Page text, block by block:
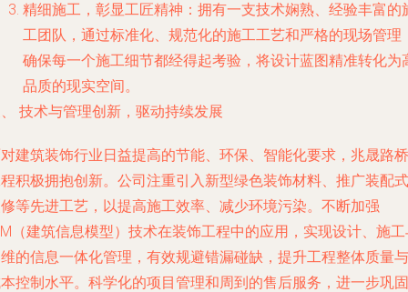
精细施工，彰显工匠精神 ：拥有一支技术娴熟、经验丰富的
工团队，通过标准化、规范化的施工工艺和严格的现场管理
确保每一个施工细节都经得起考验，将设计蓝图精准转化为
品质的现实空间。
技术与管理创新，驱动持续发展
建筑装饰行业日益提高的节能、环保、智能化要求，兆晟路桥
积极拥抱创新。公司注重引入新型绿色装饰材料、推广装配式
等先进工艺，以提高施工效率、减少环境污染。不断加强
（建筑信息模型）技术在装饰工程中的应用，实现设计、施
的信息一体化管理，有效规避错漏碰缺，提升工程整体质量与
控制水平。科学化的项目管理和周到的售后服务，进一步巩固